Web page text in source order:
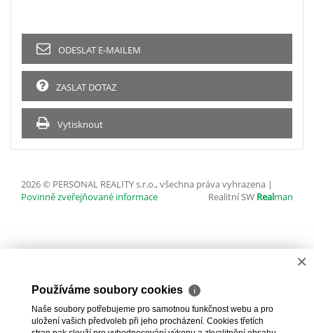
ODESLAT E-MAILEM
ZASLAT DOTAZ
Vytisknout
2026 © PERSONAL REALITY s.r.o., všechna práva vyhrazena |
Povinně zveřejňované informace
Realitní SW Realman
×
Používáme soubory cookies ℹ
Naše soubory potřebujeme pro samotnou funkčnost webu a pro
uložení vašich předvoleb při jeho procházení. Cookies třetích